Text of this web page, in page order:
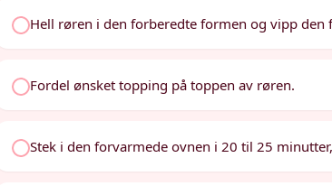
Hell røren i den forberedte formen og vipp
Fordel ønsket topping på toppen av røren.
Stek i den forvarmede ovnen i 20 til 25